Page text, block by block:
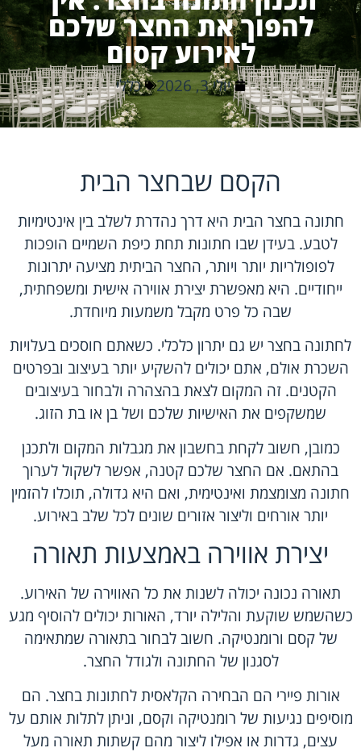
להפוך את החצר שלכם
לאירוע קסום
יולי 3, 2026 כללי
הקסם שבחצר הבית
חתונה בחצר הבית היא דרך נהדרת לשלב בין אינטימיות
לטבע. בעידן שבו חתונות תחת כיפת השמיים הופכות
לפופולריות יותר ויותר, החצר הביתית מציעה יתרונות
ייחודיים. היא מאפשרת יצירת אווירה אישית ומשפחתית,
שבה כל פרט מקבל משמעות מיוחדת.
לחתונה בחצר יש גם יתרון כלכלי. כשאתם חוסכים בעלויות
השכרת אולם, אתם יכולים להשקיע יותר בעיצוב ובפרטים
הקטנים. זה המקום לצאת בהצהרה ולבחור בעיצובים
שמשקפים את האישיות שלכם ושל בן או בת הזוג.
כמובן, חשוב לקחת בחשבון את מגבלות המקום ולתכנן
בהתאם. אם החצר שלכם קטנה, אפשר לשקול לערוך
חתונה מצומצמת ואינטימית, ואם היא גדולה, תוכלו להזמין
יותר אורחים וליצור אזורים שונים לכל שלב באירוע.
יצירת אווירה באמצעות תאורה
תאורה נכונה יכולה לשנות את כל האווירה של האירוע.
כשהשמש שוקעת והלילה יורד, האורות יכולים להוסיף מגע
של קסם ורומנטיקה. חשוב לבחור בתאורה שמתאימה
לסגנון של החתונה ולגודל החצר.
אורות פיירי הם הבחירה הקלאסית לחתונות בחצר. הם
מוסיפים נגיעות של רומנטיקה וקסם, וניתן לתלות אותם על
עצים, גדרות או אפילו ליצור מהם קשתות תאורה מעל